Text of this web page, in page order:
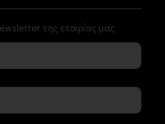
της εταιρίας μας